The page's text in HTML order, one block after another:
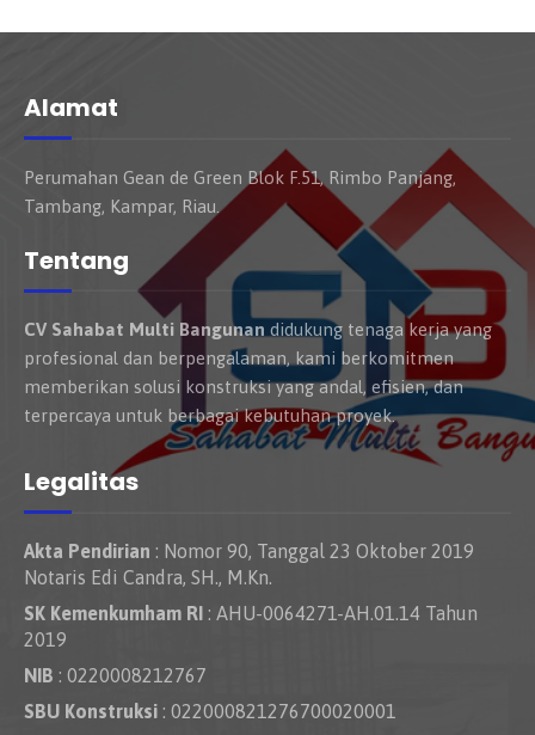
Alamat
Perumahan Gean de Green Blok F.51, Rimbo Panjang,
Tambang, Kampar, Riau.
Tentang
CV Sahabat Multi Bangunan didukung tenaga kerja yang
profesional dan berpengalaman, kami berkomitmen
memberikan solusi konstruksi yang andal, efisien, dan
terpercaya untuk berbagai kebutuhan proyek.
Legalitas
Akta Pendirian : Nomor 90, Tanggal 23 Oktober 2019
Notaris Edi Candra, SH., M.Kn.
SK Kemenkumham RI : AHU-0064271-AH.01.14 Tahun
2019
NIB : 0220008212767
SBU Konstruksi : 022000821276700020001